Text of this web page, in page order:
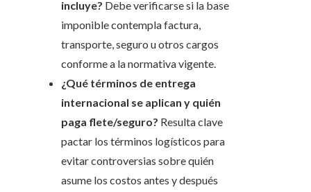
incluye? Debe verificarse si la base
imponible contempla factura,
transporte, seguro u otros cargos
conforme a la normativa vigente.
¿Qué términos de entrega
internacional se aplican y quién
paga flete/seguro? Resulta clave
pactar los términos logísticos para
evitar controversias sobre quién
asume los costos antes y después